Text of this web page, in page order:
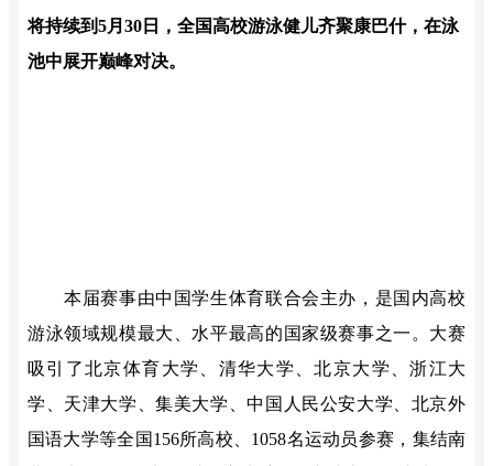
将持续到5月30日
，全国高校游泳健儿齐聚康巴什，在泳
池中展开巅峰对决。
本届赛事由中国学生体育联合会主办，是国内高校
游泳领域规模最大、水平最高的国家级赛事之一。大赛
吸引了北京体育大学、清华大学、北京大学、浙江大
学、天津大学、集美大学、中国人民公安大学、北京外
国语大学等全国156所高校、1058名运动员参赛，集结南